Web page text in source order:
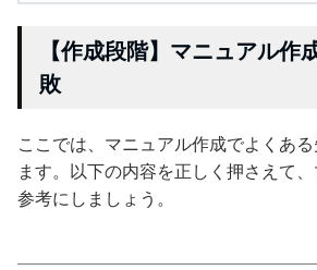
【作成段階】マニュアル作
敗
ここでは、マニュアル作成でよくあ
ます。以下の内容を正しく押さえて
参考にしましょう。